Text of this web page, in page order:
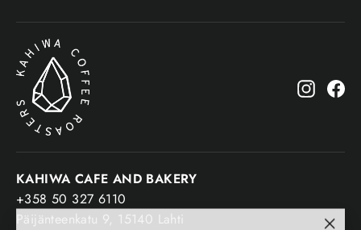
KAHIWA CAFE AND BAKERY
+358 50 327 6110
Päijänteenkatu 9, 15140 Lahti